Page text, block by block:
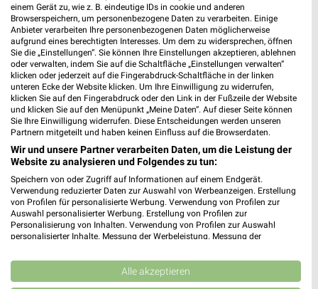
EURONICS XXL Angebote im aktuellen Prospekt
für Öhringen
europa apotheek Prospekte und Angebote
EuroShop Filialen & Öffnungszeiten für
Crailsheim
expert Angebote im aktuellen Prospekt für
Schwäbisch Hall
einem Gerät zu, wie z. B. eindeutige IDs in cookie und anderen
Browserspeichern, um personenbezogene Daten zu verarbeiten. Einige
Anbieter verarbeiten Ihre personenbezogenen Daten möglicherweise
aufgrund eines berechtigten Interesses. Um dem zu widersprechen, öffnen
Sie die „Einstellungen“. Sie können Ihre Einstellungen akzeptieren, ablehnen
oder verwalten, indem Sie auf die Schaltfläche „Einstellungen verwalten“
klicken oder jederzeit auf die Fingerabdruck-Schaltfläche in der linken
unteren Ecke der Website klicken. Um Ihre Einwilligung zu widerrufen,
klicken Sie auf den Fingerabdruck oder den Link in der Fußzeile der Website
und klicken Sie auf den Menüpunkt „Meine Daten“. Auf dieser Seite können
Sie Ihre Einwilligung widerrufen. Diese Entscheidungen werden unseren
Partnern mitgeteilt und haben keinen Einfluss auf die Browserdaten.
Wir und unsere Partner verarbeiten Daten, um die Leistung der
Website zu analysieren und Folgendes zu tun:
Speichern von oder Zugriff auf Informationen auf einem Endgerät.
Verwendung reduzierter Daten zur Auswahl von Werbeanzeigen. Erstellung
von Profilen für personalisierte Werbung. Verwendung von Profilen zur
Auswahl personalisierter Werbung. Erstellung von Profilen zur
Personalisierung von Inhalten. Verwendung von Profilen zur Auswahl
personalisierter Inhalte. Messung der Werbeleistung. Messung der
Kombinationen von Daten aus verschiedenen Quellen. Entwicklung und
Verbesserung der Angebote. Verwendung reduzierter Daten zur Auswahl
von Inhalten.
Alle akzeptieren